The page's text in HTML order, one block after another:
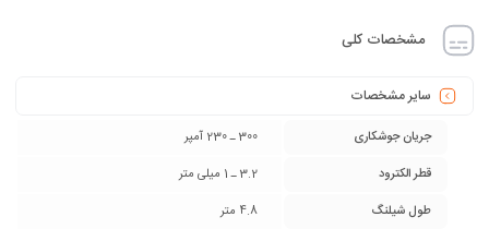
مشخصات کلی
سایر مشخصات
جریان جوشکاری
300 ـ 230 آمپر
قطر الکترود
3.2 ـ 1 میلی متر
طول شیلنگ
4.8 متر